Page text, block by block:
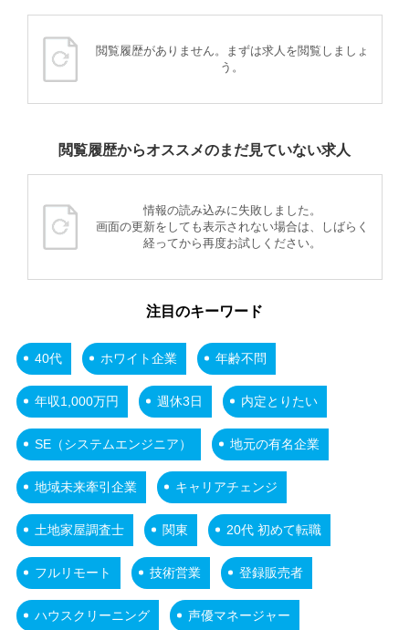
閲覧履歴がありません。まずは求人を閲覧しましょ
う。
閲覧履歴からオススメのまだ見ていない求人
情報の読み込みに失敗しました。
画面の更新をしても表示されない場合は、しばらく
経ってから再度お試しください。
注目のキーワード
40代 ホワイト企業 年齢不問
年収1,000万円 週休3日 内定とりたい
SE（システムエンジニア） 地元の有名企業
地域未来牽引企業 キャリアチェンジ
土地家屋調査士 関東 20代 初めて転職
フルリモート 技術営業 登録販売者
ハウスクリーニング 声優マネージャー